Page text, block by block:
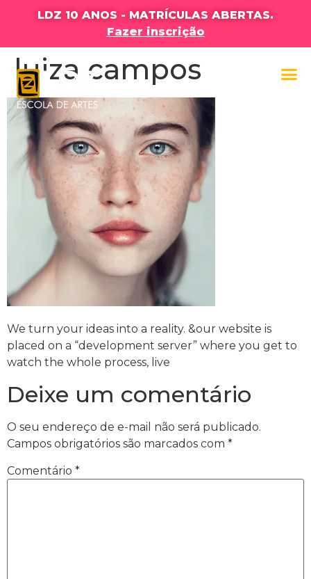
LDZ 10 ANOS - MATRÍCULAS ABERTAS.
Fazer inscrição
luiza campos
We turn your ideas into a reality. &our website is
placed on a “development server” where you get to
watch the whole process, live
Deixe um comentário
O seu endereço de e-mail não será publicado.
Campos obrigatórios são marcados com *
Comentário *